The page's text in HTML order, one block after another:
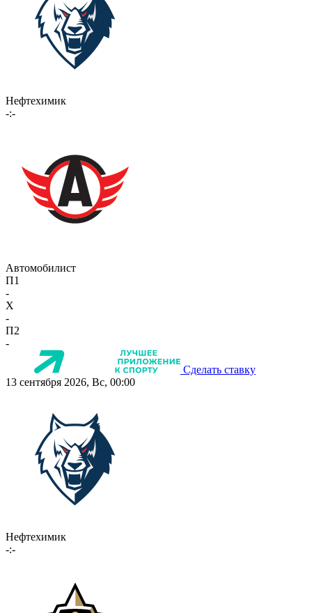
Нефтехимик
-:-
Автомобилист
П1
-
X
-
П2
-
Сделать ставку
13 сентября 2026, Вс, 00:00
Нефтехимик
-:-